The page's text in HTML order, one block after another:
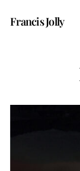
Francis Jolly